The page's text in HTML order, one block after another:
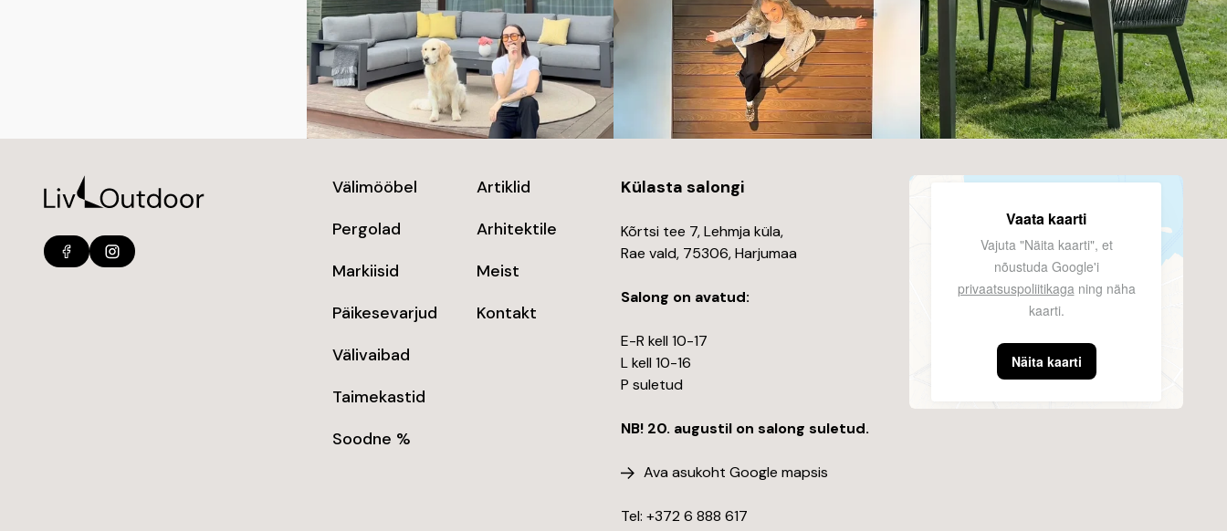
Välimööbel
Pergolad
Markiisid
Päikesevarjud
Välivaibad
Taimekastid
Soodne %
Artiklid
Arhitektile
Meist
Kontakt
Külasta salongi
Kõrtsi tee 7, Lehmja küla,
Rae vald, 75306, Harjumaa
Salong on avatud:
E-R kell 10-17
L kell 10-16
P suletud
NB! 20. augustil on salong suletud.
Ava asukoht Google mapsis
Tel: +372 6 888 617
Vaata kaarti
Vajuta "Näita kaarti", et
nõustuda Google'i
privaatsuspoliitikaganing näha
kaarti.
Näita kaarti